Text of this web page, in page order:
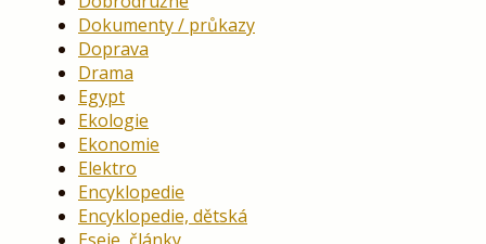
Dokumenty / průkazy
Doprava
Drama
Egypt
Ekologie
Ekonomie
Elektro
Encyklopedie
Encyklopedie, dětská